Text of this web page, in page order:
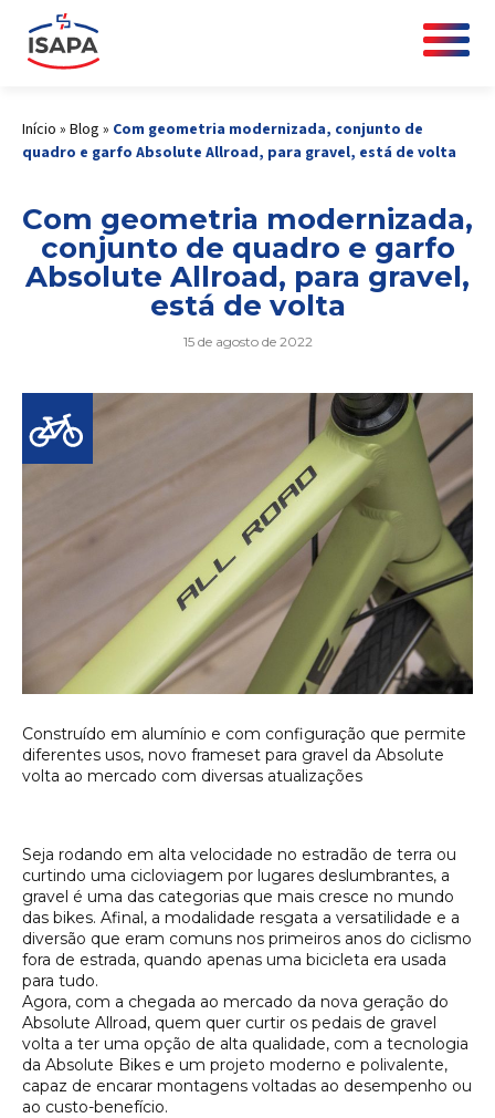
Início » Blog » Com geometria modernizada, conjunto de
quadro e garfo Absolute Allroad, para gravel, está de volta
Com geometria modernizada,
conjunto de quadro e garfo
Absolute Allroad, para gravel,
está de volta
15 de agosto de 2022
Construído em alumínio e com configuração que permite
diferentes usos, novo frameset para gravel da Absolute
volta ao mercado com diversas atualizações
Seja rodando em alta velocidade no estradão de terra ou
curtindo uma cicloviagem por lugares deslumbrantes, a
gravel é uma das categorias que mais cresce no mundo
das bikes. Afinal, a modalidade resgata a versatilidade e a
diversão que eram comuns nos primeiros anos do ciclismo
fora de estrada, quando apenas uma bicicleta era usada
para tudo.
Agora, com a chegada ao mercado da nova geração do
Absolute Allroad, quem quer curtir os pedais de gravel
volta a ter uma opção de alta qualidade, com a tecnologia
da Absolute Bikes e um projeto moderno e polivalente,
capaz de encarar montagens voltadas ao desempenho ou
ao custo-benefício.